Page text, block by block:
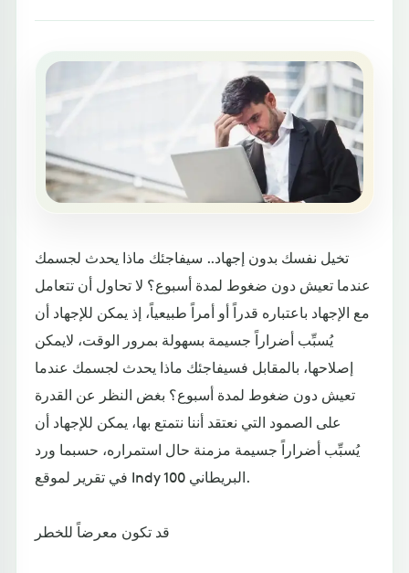
تخيل نفسك بدون إجهاد.. سيفاجئك ماذا يحدث لجسمك
عندما تعيش دون ضغوط لمدة أسبوع؟ لا تحاول أن تتعامل
مع الإجهاد باعتباره قدراً أو أمراً طبيعياً، إذ يمكن للإجهاد أن
يُسبِّب أضراراً جسيمة بسهولة بمرور الوقت، لايمكن
إصلاحها، بالمقابل فسيفاجئك ماذا يحدث لجسمك عندما
تعيش دون ضغوط لمدة أسبوع؟ بغض النظر عن القدرة
على الصمود التي نعتقد أننا نتمتع بها، يمكن للإجهاد أن
يُسبِّب أضراراً جسيمة مزمنة حال استمراره، حسبما ورد
في تقرير لموقع Indy 100 البريطاني.
قد تكون معرضاً للخطر